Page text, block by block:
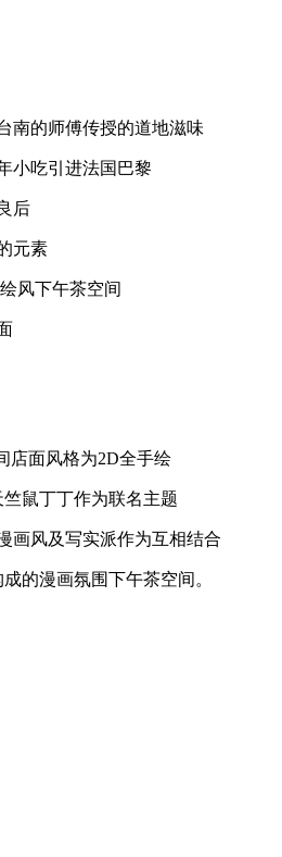
南的师傅传授的道地滋味
小吃引进法国巴黎
后
元素
风下午茶空间
店面风格为2D全手绘
鼠丁丁作为联名主题
画风及写实派作为互相结合
的漫画氛围下午茶空间。